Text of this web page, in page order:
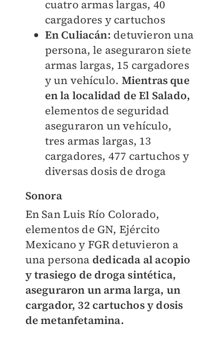
cuatro armas largas, 40
cargadores y cartuchos
En Culiacán: detuvieron una
persona, le aseguraron siete
armas largas, 15 cargadores
y un vehículo. Mientras que
en la localidad de El Salado,
elementos de seguridad
aseguraron un vehículo,
tres armas largas, 13
cargadores, 477 cartuchos y
diversas dosis de droga
Sonora
En San Luis Río Colorado,
elementos de GN, Ejército
Mexicano y FGR detuvieron a
una persona dedicada al acopio
y trasiego de droga sintética,
aseguraron un arma larga, un
cargador, 32 cartuchos y dosis
de metanfetamina.